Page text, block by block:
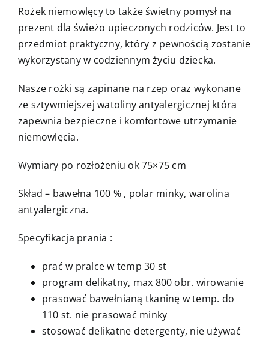
Rożek niemowlęcy to także świetny pomysł na
prezent dla świeżo upieczonych rodziców. Jest to
przedmiot praktyczny, który z pewnością zostanie
wykorzystany w codziennym życiu dziecka.
Nasze rożki są zapinane na rzep oraz wykonane
ze sztywmiejszej watoliny antyalergicznej która
zapewnia bezpieczne i komfortowe utrzymanie
niemowlęcia.
Wymiary po rozłożeniu ok 75×75 cm
Skład – bawełna 100 % , polar minky, warolina
antyalergiczna.
Specyfikacja prania :
prać w pralce w temp 30 st
program delikatny, max 800 obr. wirowanie
prasować bawełnianą tkaninę w temp. do
110 st. nie prasować minky
stosować delikatne detergenty, nie używać